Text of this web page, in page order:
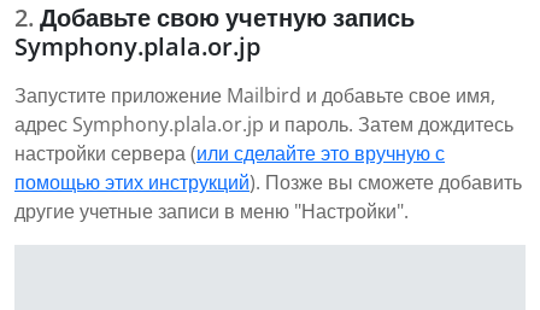
Добавьте свою учетную запись
Symphony.plala.or.jp
Запустите приложение Mailbird и добавьте свое имя,
адрес Symphony.plala.or.jp и пароль. Затем дождитесь
настройки сервера (или сделайте это вручную с
помощью этих инструкций). Позже вы сможете добавить
другие учетные записи в меню "Настройки".